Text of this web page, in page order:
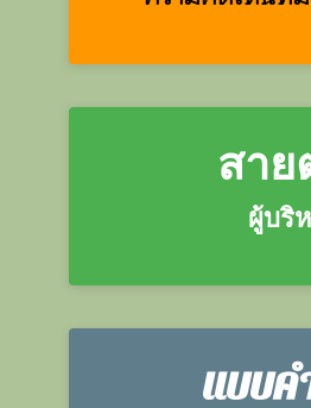
สาย
ผู้บริ
แบบค